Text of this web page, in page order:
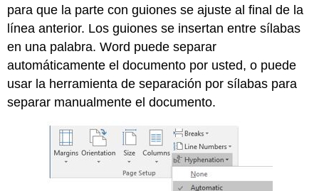
para que la parte con guiones se ajuste al final de la
línea anterior. Los guiones se insertan entre sílabas
en una palabra. Word puede separar
automáticamente el documento por usted, o puede
usar la herramienta de separación por sílabas para
separar manualmente el documento.